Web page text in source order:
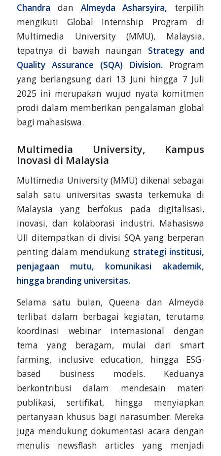
Chandra dan Almeyda Asharsyira, terpilih
mengikuti Global Internship Program di
Multimedia University (MMU), Malaysia,
tepatnya di bawah naungan Strategy and
Quality Assurance (SQA) Division. Program
yang berlangsung dari 13 Juni hingga 7 Juli
2025 ini merupakan wujud nyata komitmen
prodi dalam memberikan pengalaman global
bagi mahasiswa.
Multimedia University, Kampus
Inovasi di Malaysia
Multimedia University (MMU) dikenal sebagai
salah satu universitas swasta terkemuka di
Malaysia yang berfokus pada digitalisasi,
inovasi, dan kolaborasi industri. Mahasiswa
UII ditempatkan di divisi SQA yang berperan
penting dalam mendukung strategi institusi,
penjagaan mutu, komunikasi akademik,
hingga branding universitas.
Selama satu bulan, Queena dan Almeyda
terlibat dalam berbagai kegiatan, terutama
koordinasi webinar internasional dengan
tema yang beragam, mulai dari smart
farming, inclusive education, hingga ESG-
based business models. Keduanya
berkontribusi dalam mendesain materi
publikasi, sertifikat, hingga menyiapkan
pertanyaan khusus bagi narasumber. Mereka
juga mendukung dokumentasi acara dengan
menulis newsflash articles yang menjadi